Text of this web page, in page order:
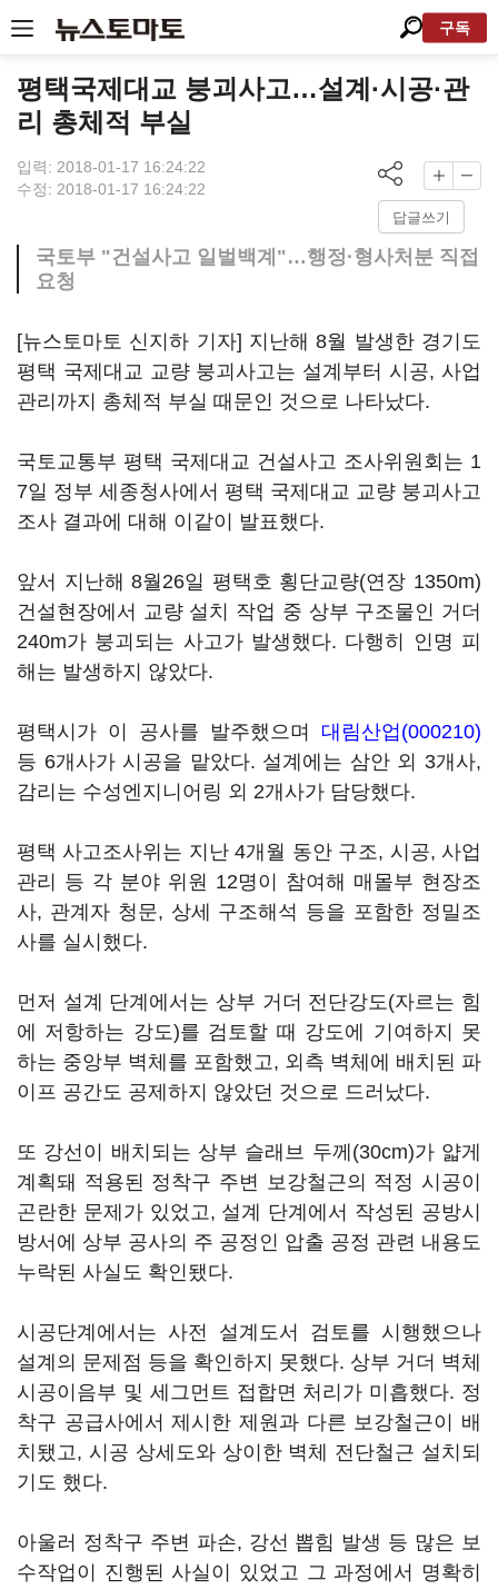
구독
평택국제대교 붕괴사고…설계·시공·관
리 총체적 부실
입력: 2018-01-17 16:24:22
수정: 2018-01-17 16:24:22
답글쓰기
국토부 "건설사고 일벌백계"…행정·형사처분 직접
요청
[뉴스토마토 신지하 기자] 지난해 8월 발생한 경기도
평택 국제대교 교량 붕괴사고는 설계부터 시공, 사업
관리까지 총체적 부실 때문인 것으로 나타났다.
국토교통부 평택 국제대교 건설사고 조사위원회는 1
7일 정부 세종청사에서 평택 국제대교 교량 붕괴사고
조사 결과에 대해 이같이 발표했다.
앞서 지난해 8월26일 평택호 횡단교량(연장 1350m)
건설현장에서 교량 설치 작업 중 상부 구조물인 거더
240m가 붕괴되는 사고가 발생했다. 다행히 인명 피
해는 발생하지 않았다.
평택시가 이 공사를 발주했으며 대림산업(000210)
등 6개사가 시공을 맡았다. 설계에는 삼안 외 3개사,
감리는 수성엔지니어링 외 2개사가 담당했다.
평택 사고조사위는 지난 4개월 동안 구조, 시공, 사업
관리 등 각 분야 위원 12명이 참여해 매몰부 현장조
사, 관계자 청문, 상세 구조해석 등을 포함한 정밀조
사를 실시했다.
먼저 설계 단계에서는 상부 거더 전단강도(자르는 힘
에 저항하는 강도)를 검토할 때 강도에 기여하지 못
하는 중앙부 벽체를 포함했고, 외측 벽체에 배치된 파
이프 공간도 공제하지 않았던 것으로 드러났다.
또 강선이 배치되는 상부 슬래브 두께(30cm)가 얇게
계획돼 적용된 정착구 주변 보강철근의 적정 시공이
곤란한 문제가 있었고, 설계 단계에서 작성된 공방시
방서에 상부 공사의 주 공정인 압출 공정 관련 내용도
누락된 사실도 확인됐다.
시공단계에서는 사전 설계도서 검토를 시행했으나
설계의 문제점 등을 확인하지 못했다. 상부 거더 벽체
시공이음부 및 세그먼트 접합면 처리가 미흡했다. 정
착구 공급사에서 제시한 제원과 다른 보강철근이 배
치됐고, 시공 상세도와 상이한 벽체 전단철근 설치되
기도 했다.
아울러 정착구 주변 파손, 강선 뽑힘 발생 등 많은 보
수작업이 진행된 사실이 있었고 그 과정에서 명확히